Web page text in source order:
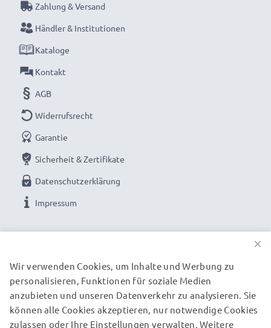
Zahlung & Versand
Händler & Institutionen
Kataloge
Kontakt
AGB
Widerrufsrecht
Garantie
Sicherheit & Zertifikate
Datenschutzerklärung
Impressum
UNSERE VERSANDPARTNER
×
Wir verwenden Cookies, um Inhalte und Werbung zu
personalisieren, Funktionen für soziale Medien
anzubieten und unseren Datenverkehr zu analysieren. Sie
können alle Cookies akzeptieren, nur notwendige Cookies
zulassen oder Ihre Einstellungen verwalten. Weitere